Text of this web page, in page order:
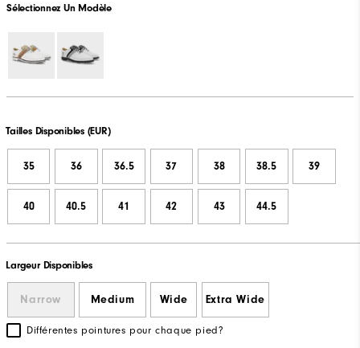
Sélectionnez Un Modèle
Tailles Disponibles (EUR)
35 36 36.5 37 38 38.5 39
40 40.5 41 42 43 44.5
Largeur Disponibles
Narrow Medium Wide Extra Wide
Différentes pointures pour chaque pied?